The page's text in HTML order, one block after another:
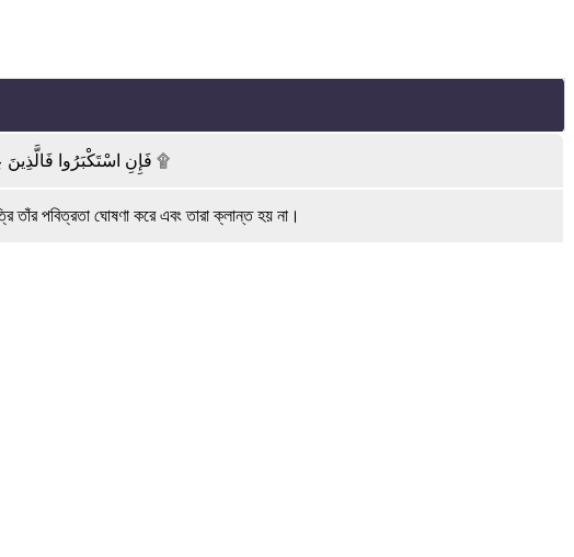
فَإِنِ اسْتَكْبَرُوا فَالَّذِينَ عِنْدَ رَبِّكَ يُسَبِّحُونَ لَهُ بِاللَّيْلِ وَالنَّهَارِ وَهُمْ لَا يَسْأَمُونَ ۩
তাঁর পবিত্রতা ঘোষণা করে এবং তারা ক্লান্ত হয় না।